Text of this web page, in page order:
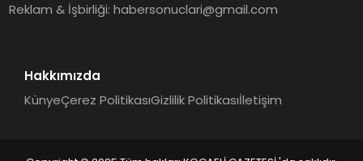
Reklam & İşbirliği:habersonuclari@gmail.com
Hakkımızda
KünyeÇerez PolitikasıGizlilik Politikasıİletişim